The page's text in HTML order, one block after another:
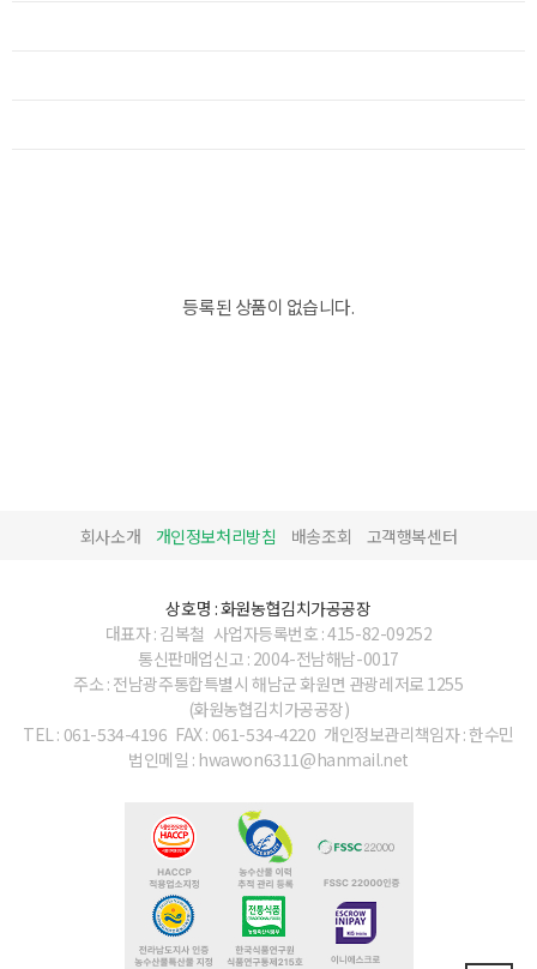
등록된 상품이 없습니다.
회사소개 개인정보처리방침 배송조회 고객행복센터
상호명 : 화원농협김치가공공장
대표자 : 김복철 사업자등록번호 : 415-82-09252
통신판매업신고 : 2004-전남해남-0017
주소 : 전남광주통합특별시 해남군 화원면 관광레저로 1255
(화원농협김치가공공장)
TEL : 061-534-4196 FAX : 061-534-4220 개인정보관리책임자 : 한수민
법인메일 : hwawon6311@hanmail.net